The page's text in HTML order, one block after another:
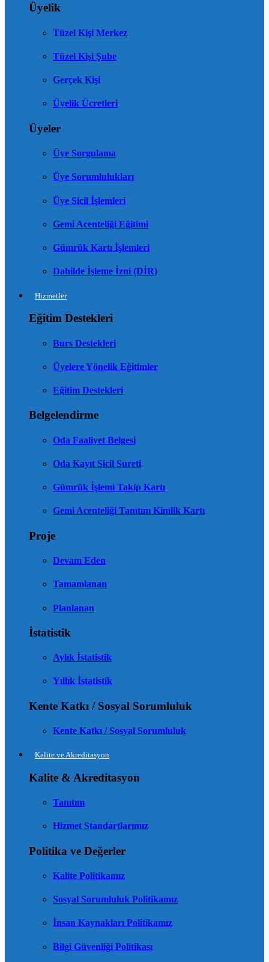
Üyelik
Tüzel Kişi Merkez
Tüzel Kişi Şube
Gerçek Kişi
Üyelik Ücretleri
Üyeler
Üye Sorgulama
Üye Sorumlulukları
Üye Sicil İşlemleri
Gemi Acenteliği Eğitimi
Gümrük Kartı İşlemleri
Dahilde İşleme İzni (DİR)
Hizmetler
Eğitim Destekleri
Burs Destekleri
Üyelere Yönelik Eğitimler
Eğitim Destekleri
Belgelendirme
Oda Faaliyet Belgesi
Oda Kayıt Sicil Sureti
Gümrük İşlemi Takip Kartı
Gemi Acenteliği Tanıtım Kimlik Kartı
Proje
Devam Eden
Tamamlanan
Planlanan
İstatistik
Aylık İstatistik
Yıllık İstatistik
Kente Katkı / Sosyal Sorumluluk
Kente Katkı / Sosyal Sorumluluk
Kalite ve Akreditasyon
Kalite & Akreditasyon
Tanıtım
Hizmet Standartlarımız
Politika ve Değerler
Kalite Politikamız
Sosyal Sorumluluk Politikamız
İnsan Kaynakları Politikamız
Bilgi Güvenliği Politikası